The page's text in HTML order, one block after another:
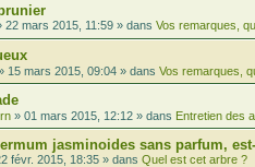
22 mars 2015, 11:59 » dans Vos remarques,
15 mars 2015, 09:04 » dans Vos remarques,
» 01 mars 2015, 12:12 » dans Entretien des
jasminoides sans parfum,
févr. 2015, 18:35 » dans Quel est cet arbre ?